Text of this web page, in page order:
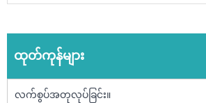
ထုတ်ကုန်များ
လက်စွပ်အတုလုပ်ခြင်း။